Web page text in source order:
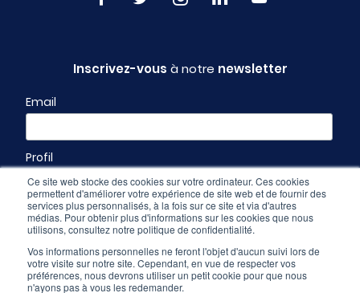
Ce site web stocke des cookies sur votre ordinateur. Ces cookies
permettent d'améliorer votre expérience de site web et de fournir des
services plus personnalisés, à la fois sur ce site et via d'autres
médias. Pour obtenir plus d'informations sur les cookies que nous
utilisons, consultez notre politique de confidentialité.
Vos informations personnelles ne feront l'objet d'aucun suivi lors de
votre visite sur notre site. Cependant, en vue de respecter vos
préférences, nous devrons utiliser un petit cookie pour que nous
n'ayons pas à vous les redemander.
Inscrivez-vous à notre newsletter
Email
Profil
Espace pro - CGU & mentions légales